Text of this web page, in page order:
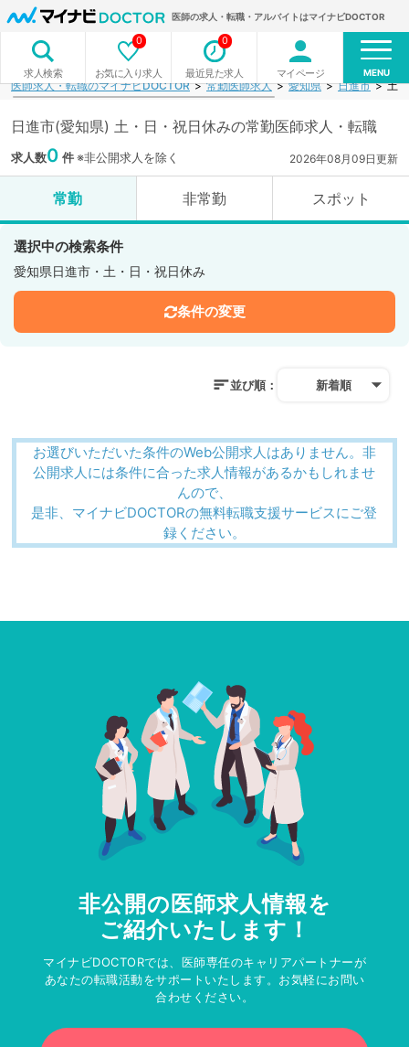
医師の求人・転職・アルバイトはマイナビDOCTOR
求人検索 お気に入り求人
0
最近見た求人
0
マイページ MENU
医師求人・転職のマイナビDOCTOR 常勤医師求人 愛知県 日進市 土
日進市(愛知県) 土・日・祝日休みの常勤医師求人・転職
求人数0 件※非公開求人を除く 2026年08月09日更新
常勤 非常勤 スポット
選択中の検索条件
愛知県日進市・土・日・祝日休み
条件の変更
並び順： 新着順
お選びいただいた条件のWeb公開求人はありません。非
公開求人には条件に合った求人情報があるかもしれませ
んので、
是非、マイナビDOCTORの無料転職支援サービスにご登
録ください。
非公開の医師求人情報を
ご紹介いたします！
マイナビDOCTORでは、医師専任のキャリアパートナーが
あなたの転職活動をサポートいたします。お気軽にお問い
合わせください。